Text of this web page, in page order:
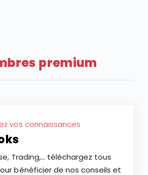
d’Europe. Ce repli
d’achat ou le signe
durable de l’action LVMH ?
premium
vos connaissances
Trading,... téléchargez tous
bénéficier de nos conseils et